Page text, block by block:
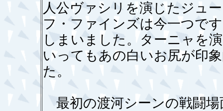
人公ヴァシリを演じたジュ
フ・ファインズは今一つで
しまいました。ターニャを
いってもあの白いお尻が印
た。
最初の渡河シーンの戦闘